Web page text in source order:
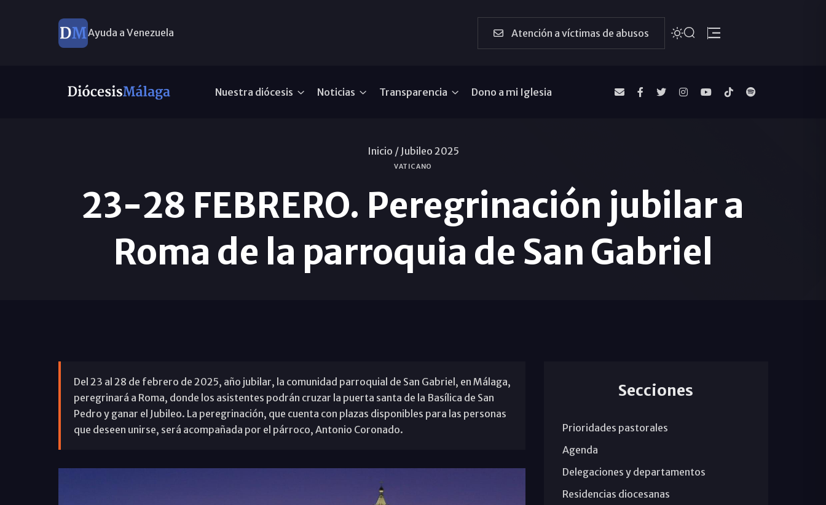
Ayuda a Venezuela Atención a víctimas de abusos
Nuestra diócesis Noticias Transparencia Dono a mi Iglesia
Inicio / Jubileo 2025
VATICANO
23-28 FEBRERO. Peregrinación jubilar a
Roma de la parroquia de San Gabriel
Del 23 al 28 de febrero de 2025, año jubilar, la comunidad parroquial de San Gabriel, en Málaga,
peregrinará a Roma, donde los asistentes podrán cruzar la puerta santa de la Basílica de San
Pedro y ganar el Jubileo. La peregrinación, que cuenta con plazas disponibles para las personas
que deseen unirse, será acompañada por el párroco, Antonio Coronado.
Secciones
Prioridades pastorales
Agenda
Delegaciones y departamentos
Residencias diocesanas